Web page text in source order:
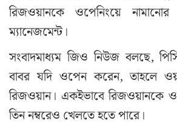
রিজওয়ানকে ওপেনিংয়ে
ম্যানেজমেন্ট।
সংবাদমাধ্যম জিও নিউজ বলছে,
বাবর যদি ওপেন করেন, তাহলে
রিজওয়ান। একইভাবে রিজওয়ানকে
তিন নম্বরেও খেলতে হতে পারে।